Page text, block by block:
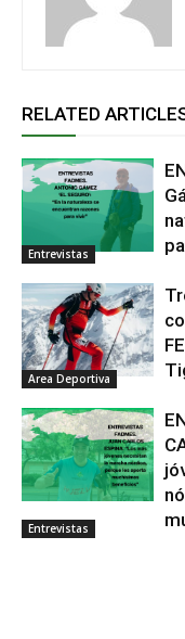
RELATED
Entrevistas
Area Deportiva
Entrevistas